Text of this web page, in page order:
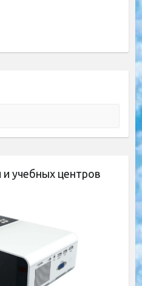
учебных центров